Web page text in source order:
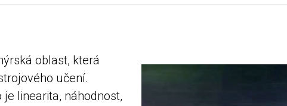
oblast, která
učení.
linearita, náhodnost,